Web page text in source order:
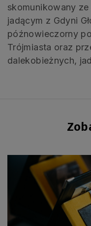
skomunikowany ze
jadącym z Gdyni
późnowieczorny
Trójmiasta oraz
dalekobieżnych,